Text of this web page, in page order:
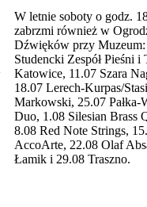
W letnie soboty o godz.
zabrzmi również w
Dźwięków przy
Studencki Zespół Pieśni i
Katowice, 11.07 Szara
18.07 Lerech-Kurpas/
Markowski, 25.07 Pałka-
Duo, 1.08 Silesian Brass
8.08 Red Note Strings,
AccoArte, 22.08 Olaf
Łamik i 29.08 Traszno.